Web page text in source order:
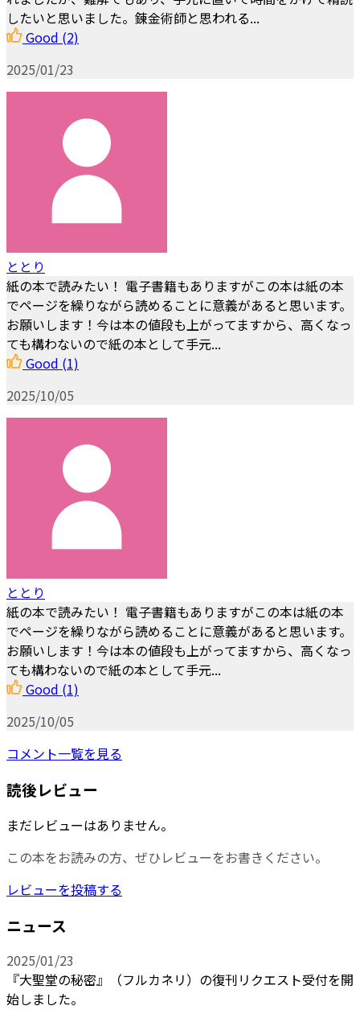
したいと思いました。錬金術師と思われる...
Good (2)
2025/01/23
ととり
紙の本で読みたい！ 電子書籍もありますがこの本は紙の本
でページを繰りながら読めることに意義があると思います。
お願いします！今は本の値段も上がってますから、高くなっ
ても構わないので紙の本として手元...
Good (1)
2025/10/05
ととり
紙の本で読みたい！ 電子書籍もありますがこの本は紙の本
でページを繰りながら読めることに意義があると思います。
お願いします！今は本の値段も上がってますから、高くなっ
ても構わないので紙の本として手元...
Good (1)
2025/10/05
コメント一覧を見る
読後レビュー
まだレビューはありません。
この本をお読みの方、ぜひレビューをお書きください。
レビューを投稿する
ニュース
2025/01/23
『大聖堂の秘密』（フルカネリ）の復刊リクエスト受付を開
始しました。